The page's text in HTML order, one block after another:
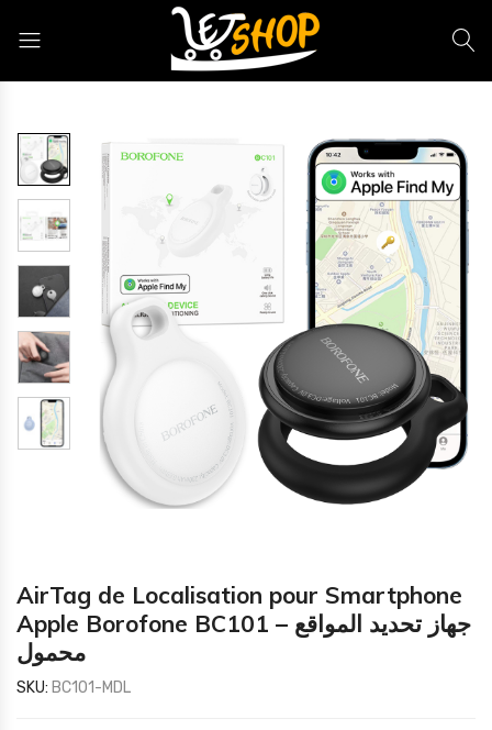
AirTag de Localisation pour Smartphone
Apple Borofone BC101 – جهاز تحديد المواقع
محمول
SKU: BC101-MDL